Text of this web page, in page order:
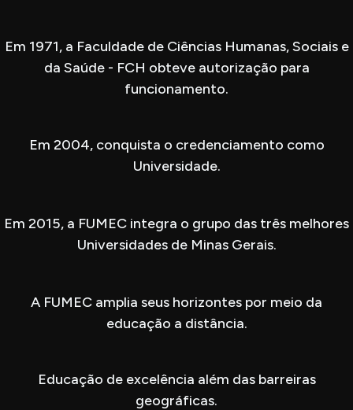
Em 1971, a Faculdade de Ciências Humanas, Sociais e
da Saúde - FCH obteve autorização para
funcionamento.
Em 2004, conquista o credenciamento como
Universidade.
Em 2015, a FUMEC integra o grupo das três melhores
Universidades de Minas Gerais.
A FUMEC amplia seus horizontes por meio da
educação a distância.
Educação de excelência além das barreiras
geográficas.